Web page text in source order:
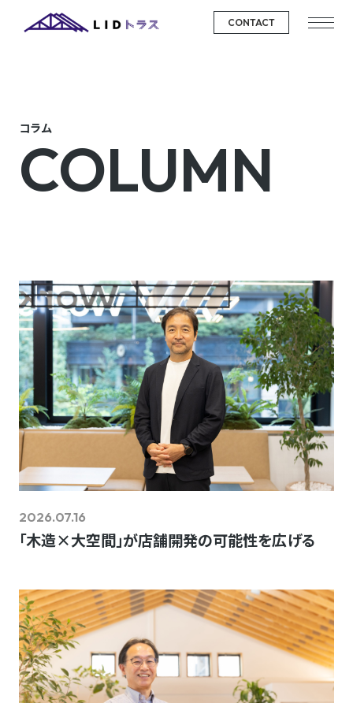
CONTACT
コラム
COLUMN
2026.07.16
「木造×大空間」が店舗開発の可能性を広げる